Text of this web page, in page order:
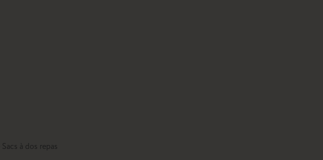
Sacs à dos repas